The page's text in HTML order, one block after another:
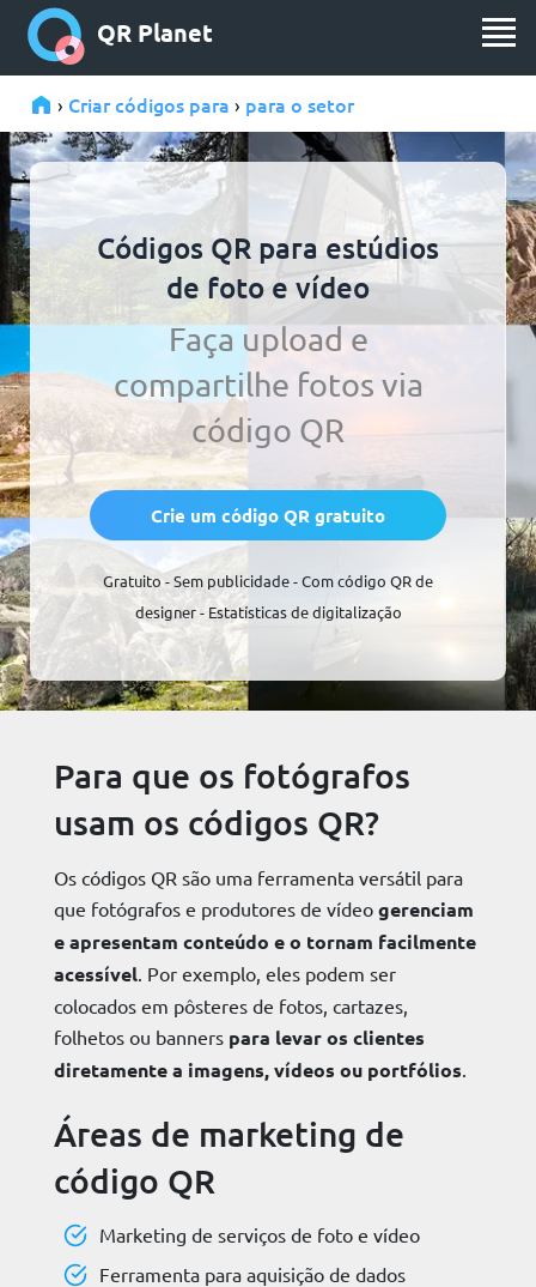
QR Planet
› Criar códigos para › para o setor
Códigos QR para estúdios
de foto e vídeo
Faça upload e
compartilhe fotos via
código QR
Crie um código QR gratuito
Gratuito - Sem publicidade - Com código QR de
designer - Estatísticas de digitalização
Para que os fotógrafos
usam os códigos QR?
Os códigos QR são uma ferramenta versátil para
que fotógrafos e produtores de vídeo gerenciam
e apresentam conteúdo e o tornam facilmente
acessível. Por exemplo, eles podem ser
colocados em pôsteres de fotos, cartazes,
folhetos ou banners para levar os clientes
diretamente a imagens, vídeos ou portfólios.
Áreas de marketing de
código QR
Marketing de serviços de foto e vídeo
Ferramenta para aquisição de dados